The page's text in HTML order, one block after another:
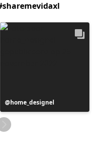
Bericht
gepubliceerd
door
home_designel